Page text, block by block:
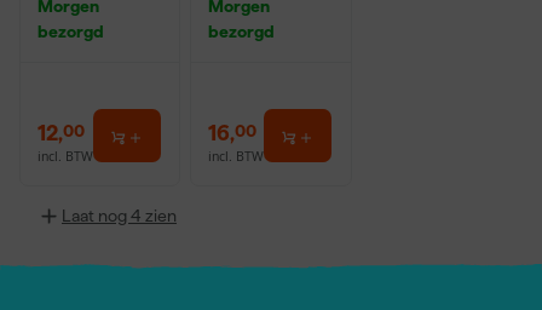
Morgen
bezorgd
12,00
incl. BTW
Morgen
bezorgd
16,00
incl. BTW
Laat nog 4 zien